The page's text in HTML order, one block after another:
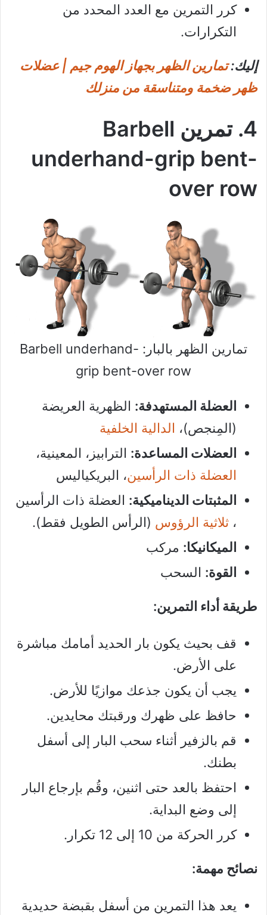
كرر التمرين مع العدد المحدد من
التكرارات.
إليك:تمارين الظهر بجهاز الهوم جيم | عضلات
ظهر ضخمة ومتناسقة من منزلك
4. تمرين Barbell
underhand-grip bent-
over row
تمارين الظهر بالبار: Barbell underhand-
grip bent-over row
العضلة المستهدفة: الظهرية العريضة
(المِنجص)، الدالية الخلفية
العضلات المساعدة: الترابيز، المعينية،
العضلة ذات الرأسين، البريكياليس
المثبتات الديناميكية: العضلة ذات الرأسين
، ثلاثية الرؤوس (الرأس الطويل فقط).
الميكانيكا: مركب
القوة: السحب
طريقة أداء التمرين:
قف بحيث يكون بار الحديد أمامك مباشرة
على الأرض.
يجب أن يكون جذعك موازيًا للأرض.
حافظ على ظهرك ورقبتك محايدين.
قم بالزفير أثناء سحب البار إلى أسفل
بطنك.
احتفظ بالعد حتى اثنين، وقُم بإرجاع البار
إلى وضع البداية.
كرر الحركة من 10 إلى 12 تكرار.
نصائح مهمة:
يعد هذا التمرين من أسفل بقبضة حديدية